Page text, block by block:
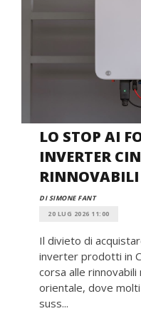
LO STOP AI
INVERTER
RINNOVABILI
DI SIMONE FANT
20 LUG 2026 11:00
Il divieto di
inverter prodotti in
corsa alle rinnovabili
orientale, dove
suss...